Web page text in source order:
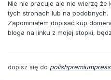
Nie nie pracuje ale nie wierzę że
tych stronach lub na podobnych.
Zapomniałem dopisać kup
bloga na linku z mojej stopki,
dopisz się do